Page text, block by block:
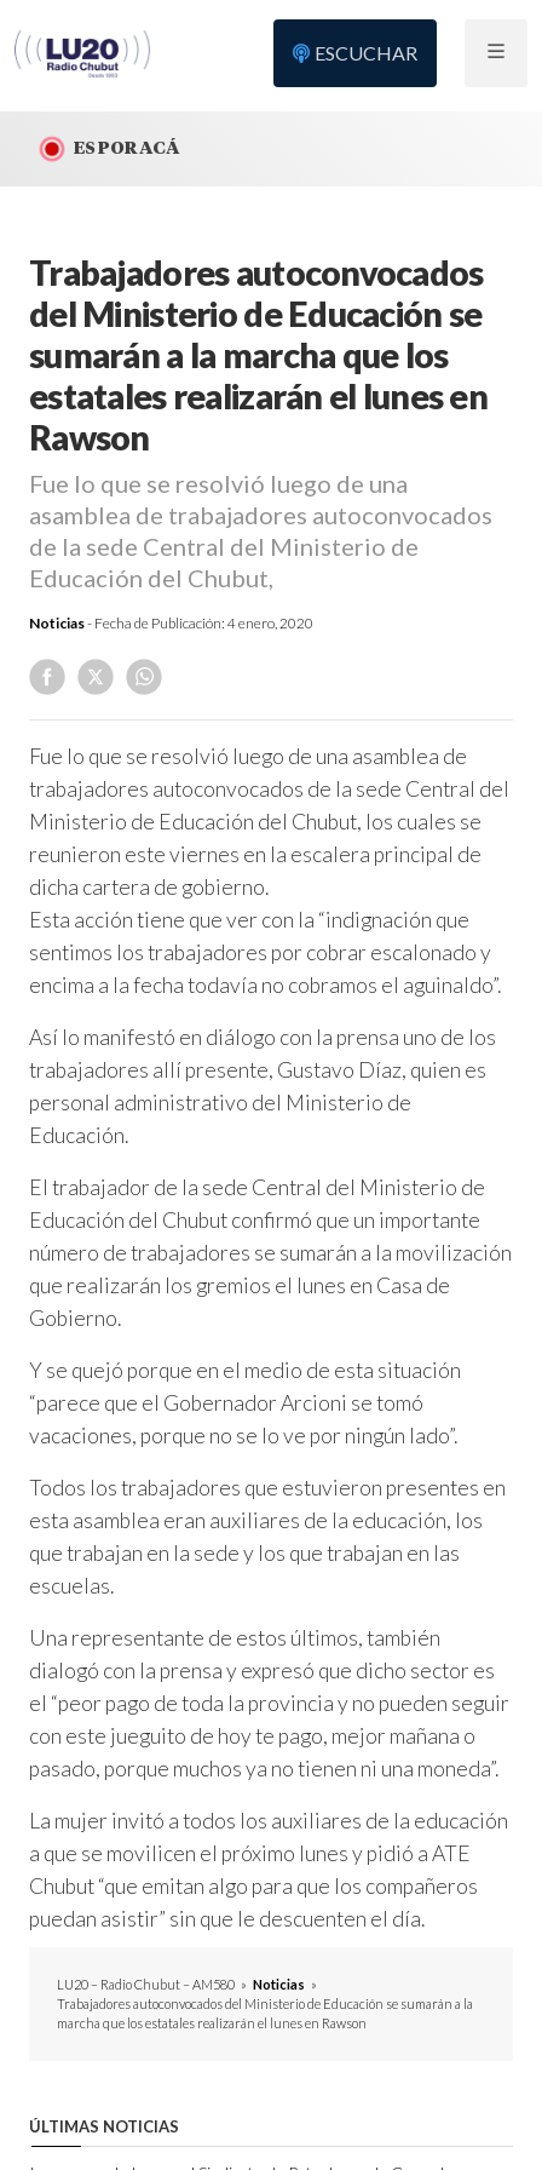
ESCUCHAR
ES POR ACÁ
Trabajadores autoconvocados
del Ministerio de Educación se
sumarán a la marcha que los
estatales realizarán el lunes en
Rawson
Fue lo que se resolvió luego de una
asamblea de trabajadores autoconvocados
de la sede Central del Ministerio de
Educación del Chubut,
Noticias- Fecha de Publicación: 4 enero, 2020
Fue lo que se resolvió luego de una asamblea de
trabajadores autoconvocados de la sede Central del
Ministerio de Educación del Chubut, los cuales se
reunieron este viernes en la escalera principal de
dicha cartera de gobierno.
Esta acción tiene que ver con la “indignación que
sentimos los trabajadores por cobrar escalonado y
encima a la fecha todavía no cobramos el aguinaldo”.
Así lo manifestó en diálogo con la prensa uno de los
trabajadores allí presente, Gustavo Díaz, quien es
personal administrativo del Ministerio de
Educación.
El trabajador de la sede Central del Ministerio de
Educación del Chubut confirmó que un importante
número de trabajadores se sumarán a la movilización
que realizarán los gremios el lunes en Casa de
Gobierno.
Y se quejó porque en el medio de esta situación
“parece que el Gobernador Arcioni se tomó
vacaciones, porque no se lo ve por ningún lado”.
Todos los trabajadores que estuvieron presentes en
esta asamblea eran auxiliares de la educación, los
que trabajan en la sede y los que trabajan en las
escuelas.
Una representante de estos últimos, también
dialogó con la prensa y expresó que dicho sector es
el “peor pago de toda la provincia y no pueden seguir
con este jueguito de hoy te pago, mejor mañana o
pasado, porque muchos ya no tienen ni una moneda”.
La mujer invitó a todos los auxiliares de la educación
a que se movilicen el próximo lunes y pidió a ATE
Chubut “que emitan algo para que los compañeros
puedan asistir” sin que le descuenten el día.
LU20 – Radio Chubut – AM580 » Noticias »
Trabajadores autoconvocados del Ministerio de Educación se sumarán a la
marcha que los estatales realizarán el lunes en Rawson
ÚLTIMAS NOTICIAS